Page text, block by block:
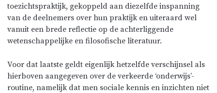
toezichtspraktijk, gekoppeld aan diezelfde inspanning
van de deelnemers over hun praktijk en uiteraard wel
vanuit een brede reflectie op de achterliggende
wetenschappelijke en filosofische literatuur.
Voor dat laatste geldt eigenlijk hetzelfde verschijnsel als
hierboven aangegeven over de verkeerde ‘onderwijs’-
routine, namelijk dat men sociale kennis en inzichten niet